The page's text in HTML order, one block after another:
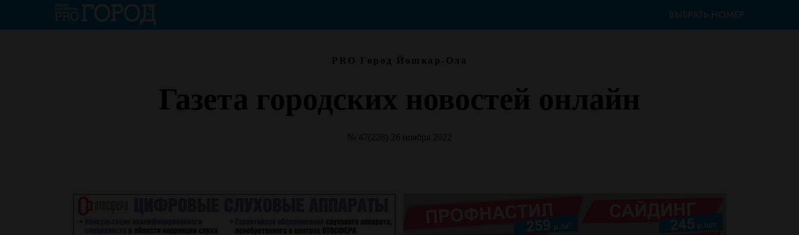
ВЫБРАТЬ НОМЕР
PRO Город Йошкар-Ола
Газета городских новостей онлайн
№ 47(228) 26 ноября 2022